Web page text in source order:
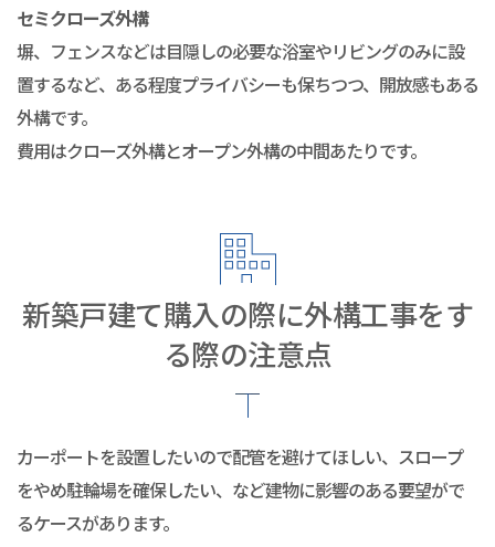
セミクローズ外構
塀、フェンスなどは目隠しの必要な浴室やリビングのみに設
置するなど、ある程度プライバシーも保ちつつ、開放感もある
外構です。
費用はクローズ外構とオープン外構の中間あたりです。
新築戸建て購入の際に外構工事をす
る際の注意点
カーポートを設置したいので配管を避けてほしい、スロープ
をやめ駐輪場を確保したい、など建物に影響のある要望がで
るケースがあります。